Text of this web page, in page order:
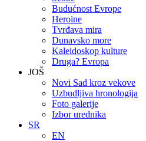
Budućnost Evrope
Heroine
Tvrđava mira
Dunavsko more
Kaleidoskop kulture
Druga? Evropa
JOŠ
Novi Sad kroz vekove
Uzbudljiva hronologija
Foto galerije
Izbor urednika
SR
EN